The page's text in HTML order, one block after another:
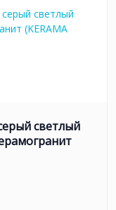
светлый